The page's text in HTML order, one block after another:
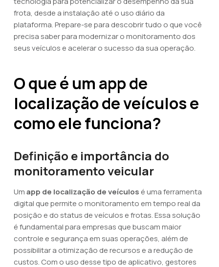
frota, desde a instalação até o uso diário da
plataforma. Prepare-se para descobrir tudo o que você
precisa saber para modernizar o monitoramento dos
seus veículos e acelerar o sucesso da sua operação.
O que é um app de
localização de veículos e
como ele funciona?
Definição e importância do
monitoramento veicular
Umapp de localização de veículos é uma ferramenta
digital que permite o monitoramento em tempo real da
posição e do status de veículos e frotas. Essa solução
é fundamental para empresas que buscam maior
controle e segurança em suas operações, além de
possibilitar a otimização de recursos e a redução de
custos. Com o uso desse tipo de aplicativo, gestores